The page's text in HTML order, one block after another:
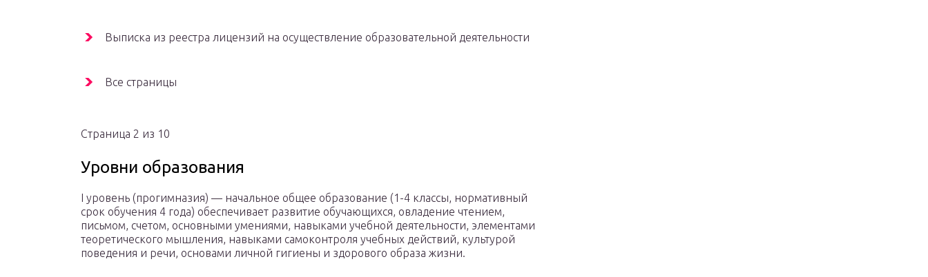
Выписка из реестра лицензий на осуществление образовательной деятельности
Все страницы
Страница 2 из 10
Уровни образования
I уровень (прогимназия) — начальное общее образование (1-4 классы, нормативный
срок обучения 4 года) обеспечивает развитие обучающихся, овладение чтением,
письмом, счетом, основными умениями, навыками учебной деятельности, элементами
теоретического мышления, навыками самоконтроля учебных действий, культурой
поведения и речи, основами личной гигиены и здорового образа жизни.